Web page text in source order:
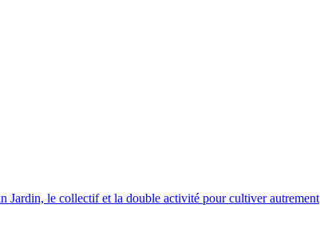
Jardin, le collectif et la double activité pour cultiver autrement